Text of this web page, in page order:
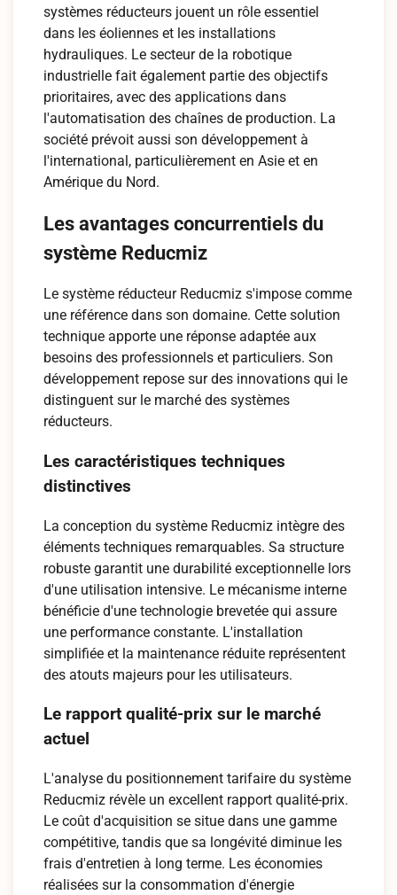
systèmes réducteurs jouent un rôle essentiel
dans les éoliennes et les installations
hydrauliques. Le secteur de la robotique
industrielle fait également partie des objectifs
prioritaires, avec des applications dans
l'automatisation des chaînes de production. La
société prévoit aussi son développement à
l'international, particulièrement en Asie et en
Amérique du Nord.
Les avantages concurrentiels du
système Reducmiz
Le système réducteur Reducmiz s'impose comme
une référence dans son domaine. Cette solution
technique apporte une réponse adaptée aux
besoins des professionnels et particuliers. Son
développement repose sur des innovations qui le
distinguent sur le marché des systèmes
réducteurs.
Les caractéristiques techniques
distinctives
La conception du système Reducmiz intègre des
éléments techniques remarquables. Sa structure
robuste garantit une durabilité exceptionnelle lors
d'une utilisation intensive. Le mécanisme interne
bénéficie d'une technologie brevetée qui assure
une performance constante. L'installation
simplifiée et la maintenance réduite représentent
des atouts majeurs pour les utilisateurs.
Le rapport qualité-prix sur le marché
actuel
L'analyse du positionnement tarifaire du système
Reducmiz révèle un excellent rapport qualité-prix.
Le coût d'acquisition se situe dans une gamme
compétitive, tandis que sa longévité diminue les
frais d'entretien à long terme. Les économies
réalisées sur la consommation d'énergie